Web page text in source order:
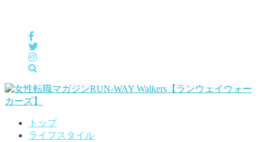
トップ
ライフスタイル